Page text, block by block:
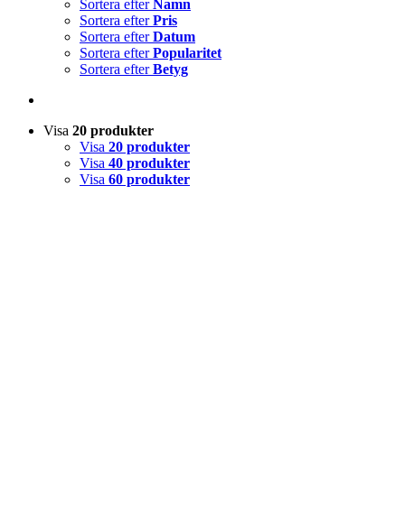
Sortera efterNamn
Sortera efterPris
Sortera efterDatum
Sortera efterPopularitet
Sortera efterBetyg
Visa 20 produkter
Visa 20 produkter
Visa 40 produkter
Visa 60 produkter